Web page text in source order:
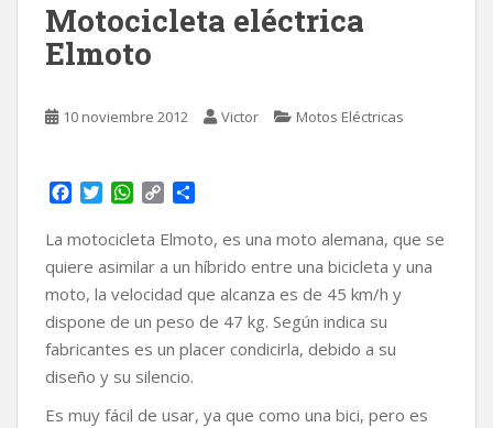
Motocicleta eléctrica
Elmoto
10 noviembre 2012 Victor Motos Eléctricas
c
e
b
o
o
k
i
t
t
e
r
W
a
t
s
A
p
p
p
y
L
i
n
k
m
p
a
r
t
i
La motocicleta Elmoto, es una moto alemana, que se
quiere asimilar a un híbrido entre una bicicleta y una
moto, la velocidad que alcanza es de 45 km/h y
dispone de un peso de 47 kg. Según indica su
fabricantes es un placer condicirla, debido a su
diseño y su silencio.
Es muy fácil de usar, ya que como una bici, pero es